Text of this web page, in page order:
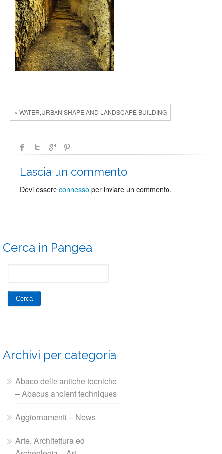
« WATER,URBAN SHAPE AND LANDSCAPE BUILDING
Lascia un commento
Devi essereconnessoper inviare un commento.
Cerca in Pangea
Archivi per categoria
Abaco delle antiche tecniche
– Abacus ancient techniques
Aggiornamenti – News
Arte, Architettura ed